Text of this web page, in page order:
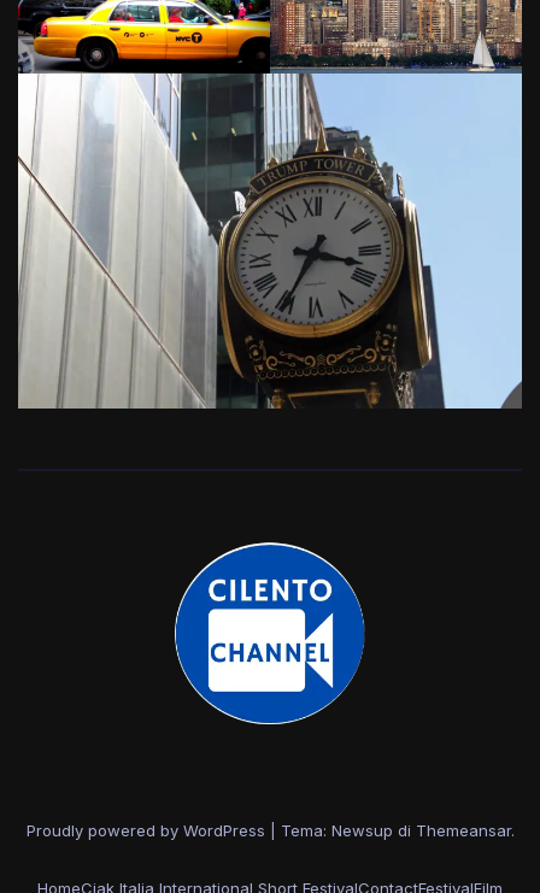
Proudly powered by WordPress Tema: Newsup di Themeansar.
HomeCiak Italia International Short FestivalContactFestivalFilm